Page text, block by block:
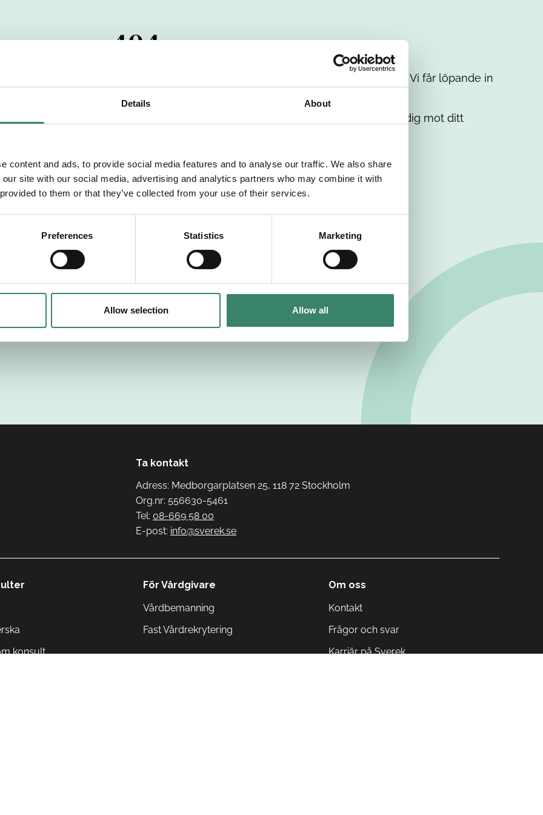
Details About
content and ads, to provide social media features and to analyse our traffic. We also share
site with our social media, advertising and analytics partners who may combine it with
to them or that they’ve collected from your use of their services.
Preferences Statistics Marketing
Allow selection Allow all
404
har passerats. Vi uppskattar verkligen ditt intresse. Misströsta inte. Vi får löpande in
dig med mer information om våra aktuella uppdrag. Tillsammans matchar vi dig mot ditt
Tillbaka till Sverek
Ta kontakt
Adress: Medborgarplatsen 25, 118 72 Stockholm
Org.nr: 556630-5461
Tel: 08-669 58 00
E-post: info@sverek.se
konsult
För Vårdgivare
Vårdbemanning
Fast Vårdrekrytering
Om oss
Kontakt
Frågor och svar
Karriär på Sverek